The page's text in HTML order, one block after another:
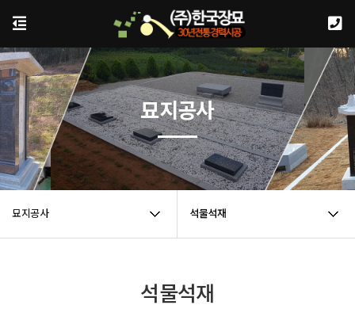
묘지공사
묘지공사 석물석재
석물석재